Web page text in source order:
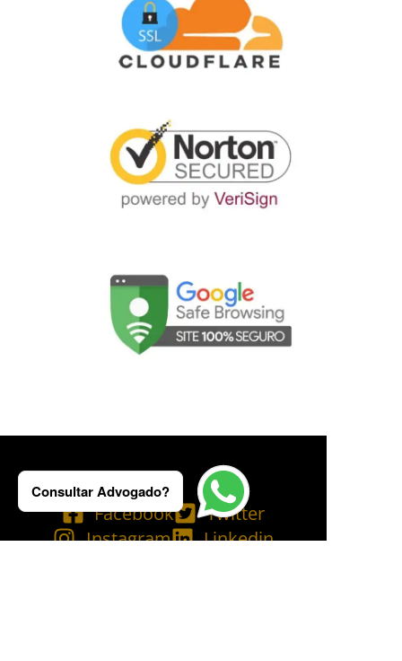
Facebook
Twitter
Instagram
Linkedin
Consultar Advogado?